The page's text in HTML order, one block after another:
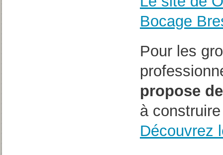
Bocage
Pour les
propose
à
Découvrez